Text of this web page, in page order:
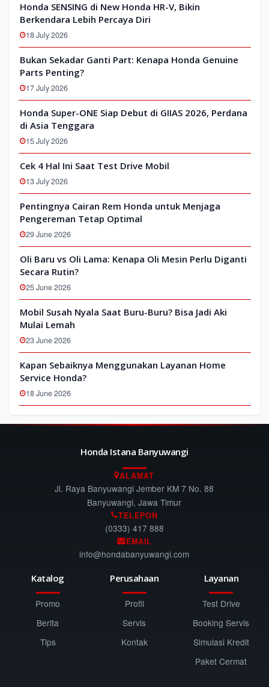
Honda SENSING di New Honda HR-V, Bikin
Berkendara Lebih Percaya Diri
18 July 2026
Bukan Sekadar Ganti Part: Kenapa Honda Genuine
Parts Penting?
17 July 2026
Honda Super-ONE Siap Debut di GIIAS 2026, Perdana
di Asia Tenggara
15 July 2026
Cek 4 Hal Ini Saat Test Drive Mobil
13 July 2026
Pentingnya Cairan Rem Honda untuk Menjaga
Pengereman Tetap Optimal
29 June 2026
Oli Baru vs Oli Lama: Kenapa Oli Mesin Perlu Diganti
Secara Rutin?
25 June 2026
Mobil Susah Nyala Saat Buru-Buru? Bisa Jadi Aki
Mulai Lemah
23 June 2026
Kapan Sebaiknya Menggunakan Layanan Home
Service Honda?
18 June 2026
Honda Istana Banyuwangi
ALAMAT
Jl. Raya Banyuwangi Jember KM 7 No. 88
Banyuwangi, Jawa Timur
TELEPON
(0333) 417 888
EMAIL
info@hondabanyuwangi.com
Katalog
Promo
Berita
Tips
Perusahaan
Profil
Servis
Kontak
Layanan
Test Drive
Booking Servis
Simulasi Kredit
Paket Cermat